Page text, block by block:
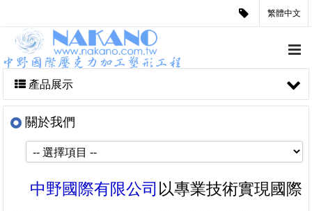
繁體中文
產品展示
關於我們
中野國際有限公司 以專業技術實現國際